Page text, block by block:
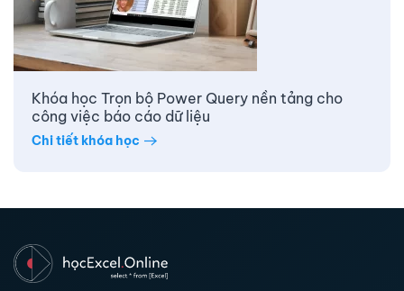
Khóa học Trọn bộ Power Query nền tảng cho
công việc báo cáo dữ liệu
Chi tiết khóa học